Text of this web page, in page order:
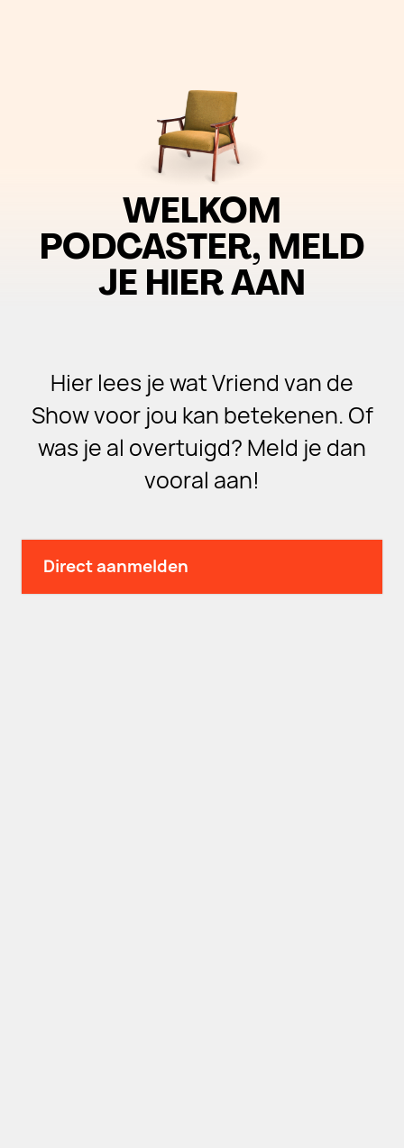
WELKOM
PODCASTER, MELD
JE HIER AAN
Hier lees je wat Vriend van de
Show voor jou kan betekenen. Of
was je al overtuigd? Meld je dan
vooral aan!
Direct aanmelden